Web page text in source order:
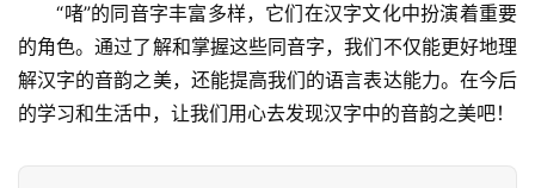
“啫”的同音字丰富多样，它们在汉字文化中扮演着重要
的角色。通过了解和掌握这些同音字，我们不仅能更好地理
解汉字的音韵之美，还能提高我们的语言表达能力。在今后
的学习和生活中，让我们用心去发现汉字中的音韵之美吧！